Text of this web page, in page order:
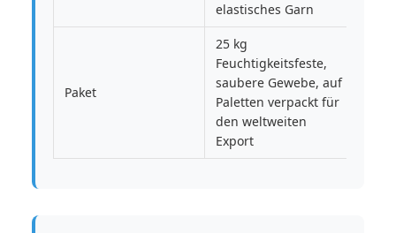
elastisches Garn
Paket
25 kg
Feuchtigkeitsfeste,
saubere Gewebe, auf
Paletten verpackt für
den weltweiten
Export